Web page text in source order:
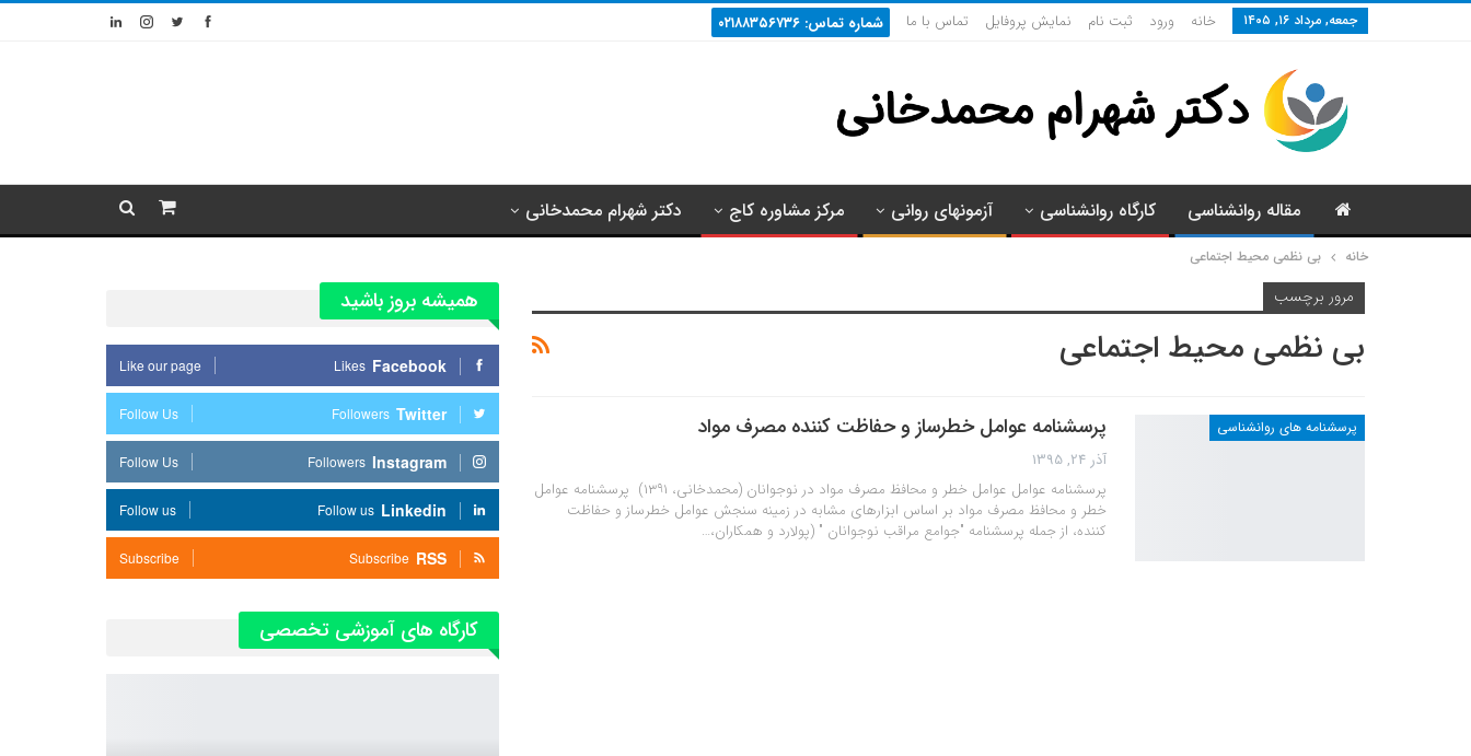
جمعه, مرداد ۱۶, ۱۴۰۵ خانه ورود ثبت نام نمایش پروفایل تماس با ما شماره تماس: ۰۲۱۸۸۳۵۶۷۳۶
مقاله روانشناسی کارگاه روانشناسی آزمونهای روانی مرکز مشاوره کاج دکتر شهرام محمدخانی
خانه بی نظمی محیط اجتماعی
مرور برچسب
بی نظمی محیط اجتماعی
پرسشنامه های روانشناسی پرسشنامه عوامل خطرساز و حفاظت کننده مصرف مواد
آذر 24, 1395
پرسشنامه‌ عوامل عوامل خطر و محافظ مصرف مواد در نوجوانان (محمدخانی، ۱۳۹۱) پرسشنامه‌ عوامل
خطر و محافظ مصرف مواد بر اساس ابزارهای مشابه در زمینه سنجش عوامل خطرساز و حفاظت
کننده، از جمله پرسشنامه "جوامع مراقب نوجوانان " (پولارد و همکاران،…
همیشه بروز باشید
Facebook
Likes
Like our page
Twitter
Followers
Follow Us
Instagram
Followers
Follow Us
Linkedin
Follow us
Follow us
RSS
Subscribe
Subscribe
کارگاه های آموزشی تخصصی